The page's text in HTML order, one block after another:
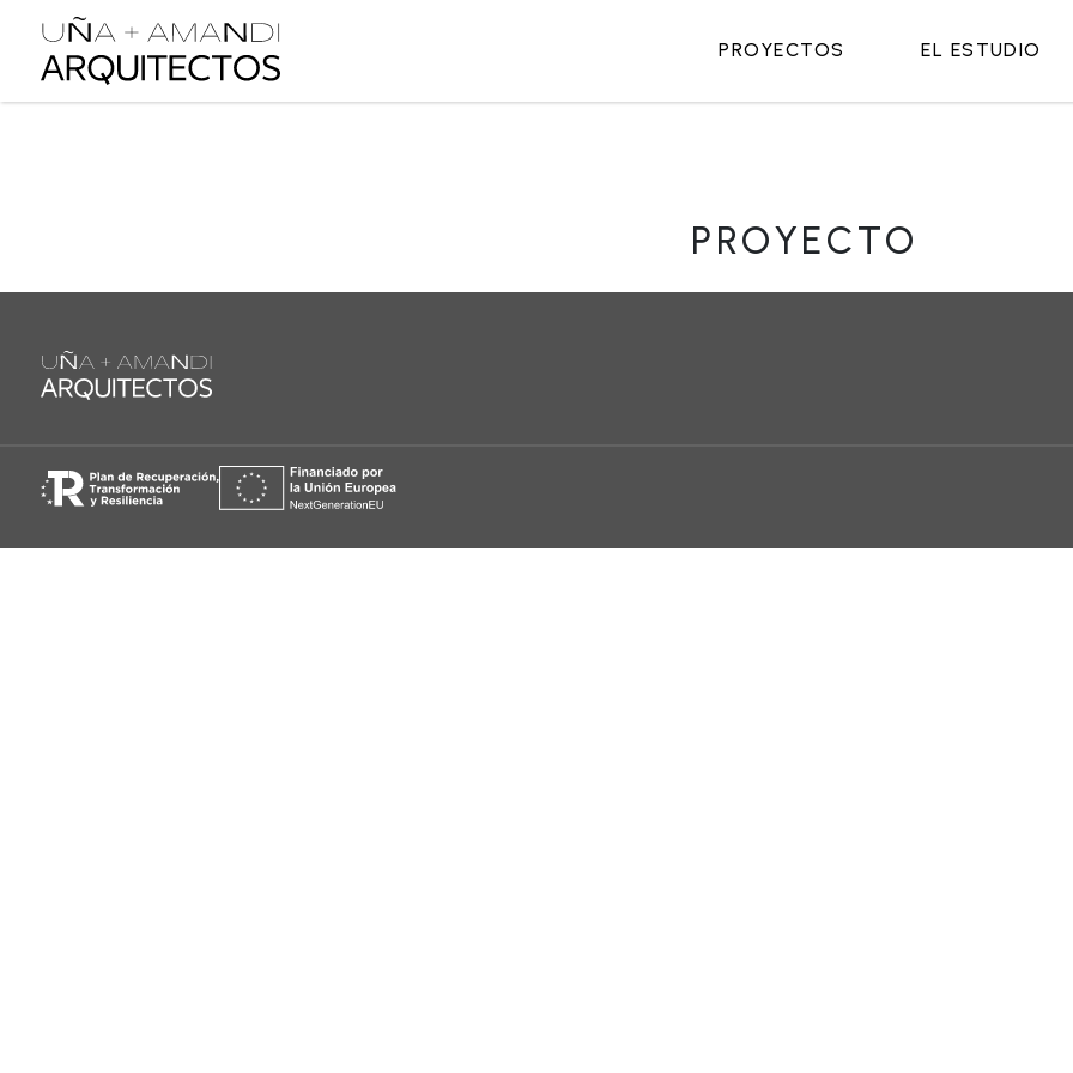
PROYECTOS EL ESTUDIO
PROYECTO